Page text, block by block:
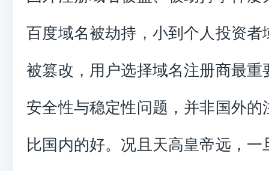
百度域名被劫持，小到个人投资者
被篡改，用户选择域名注册商最重
安全性与稳定性问题，并非国外的
比国内的好。况且天高皇帝远，一